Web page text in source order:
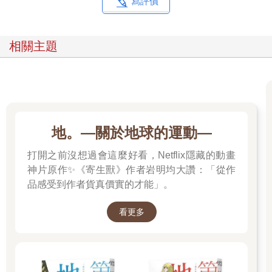
相關主題
地。—關於地球的運動—
打開之前沒想過會這麼好看，Netflix隱藏的動畫
神片原作✨《寄生獸》作者岩明均大讚：「從作
品感受到作者貨真價實的才能」。
看更多